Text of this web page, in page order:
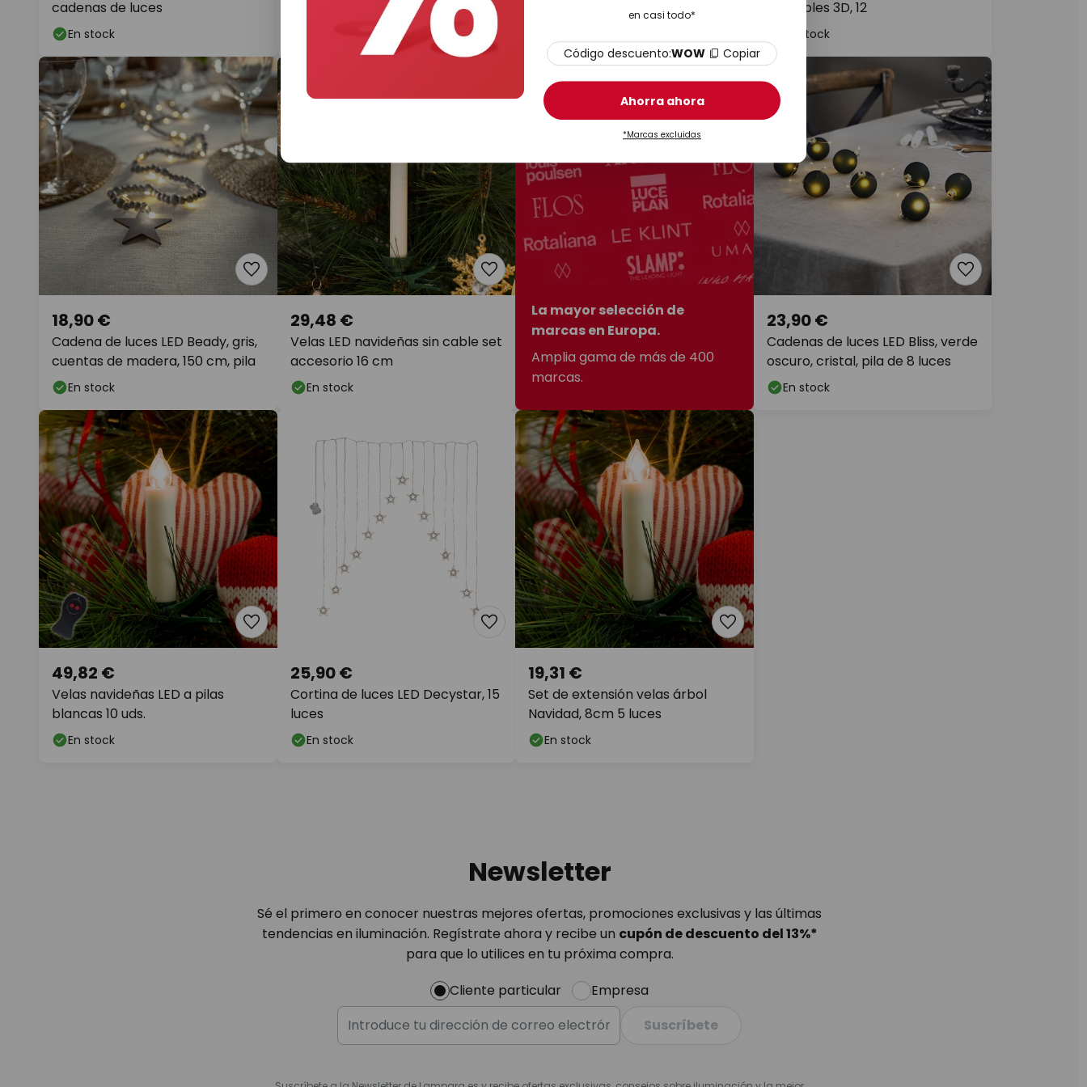
cadenas de luces
En stock
marrón, cuentas de madera, 150
estrellitas en el interior, 3 luces,
sin cables 3D, 12
En stock
Cadena de luces LED Beady, gris,
cuentas de madera, 150 cm, pila
18,90 €
En stock
Velas LED navideñas sin cable set
accesorio 16 cm
29,48 €
En stock
La mayor selección de
marcas en Europa.
Amplia gama de más de 400
marcas.
Cadenas de luces LED Bliss, verde
oscuro, cristal, pila de 8 luces
23,90 €
En stock
Velas navideñas LED a pilas
blancas 10 uds.
49,82 €
En stock
Cortina de luces LED Decystar, 15
luces
25,90 €
En stock
Set de extensión velas árbol
Navidad, 8cm 5 luces
19,31 €
En stock
Newsletter
Sé el primero en conocer nuestras mejores ofertas, promociones exclusivas y las últimas
tendencias en iluminación. Regístrate ahora y recibe un cupón de descuento del13%*
para que lo utilices en tu próxima compra.
Cliente particular
Empresa
Suscríbete
en casi todo*
Código descuento:WOW Copiar
Ahorra ahora
*Marcas excluidas